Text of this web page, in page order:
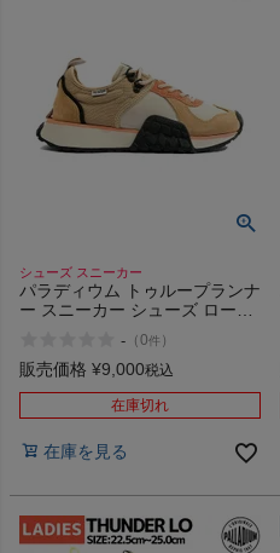
シューズ スニーカー
パラディウム トゥループランナ
ー スニーカー シューズ ローカ
PALLADIUM TROOP RUNNER
77330 アウトレット セール
- （0件 ）
販売価格 ¥9,000税込
在庫切れ
在庫を見る